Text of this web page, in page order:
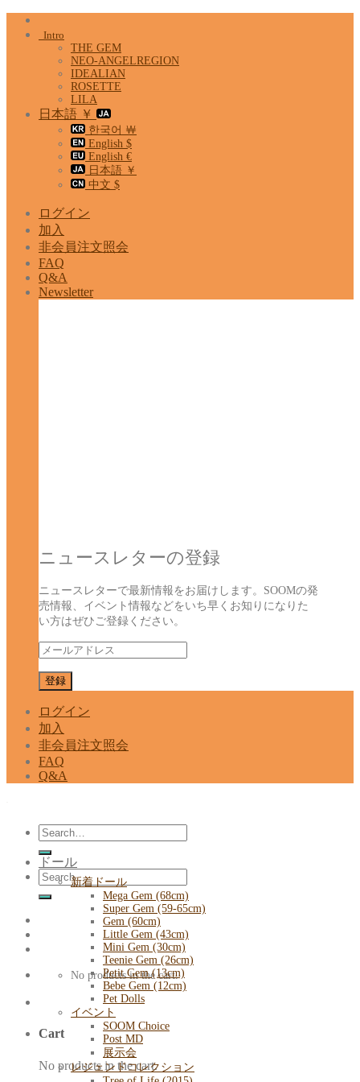
Skip
Intro
THE GEM
NEO-ANGELREGION
IDEALIAN
ROSETTE
LILA
日本語 ￥
한국어 ￦
English $
English €
日本語 ￥
中文 $
ログイン
加入
非会員注文照会
FAQ
Q&A
Newsletter
ニュースレターの登録
ニュースレターで最新情報をお届けします。SOOMの発
売情報、イベント情報などをいち早くお知りになりた
い方はぜひご登録ください。
ログイン
加入
非会員注文照会
FAQ
Q&A
Search
for:
Search
for:
No products in the cart.
Cart
No products in the cart.
ドール
新着ドール
Mega Gem (68cm)
Super Gem (59-65cm)
Gem (60cm)
Little Gem (43cm)
Mini Gem (30cm)
Teenie Gem (26cm)
Petit Gem (13cm)
Bebe Gem (12cm)
Pet Dolls
イベント
SOOM Choice
Post MD
展示会
レジェンドコレクション